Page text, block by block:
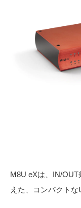
M8U eXは、IN/
えた、コンパクトな